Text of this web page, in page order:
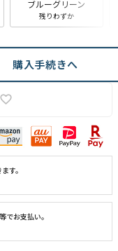
ブルーグリーン
残りわずか
購入手続きへ
す。
でお支払い。